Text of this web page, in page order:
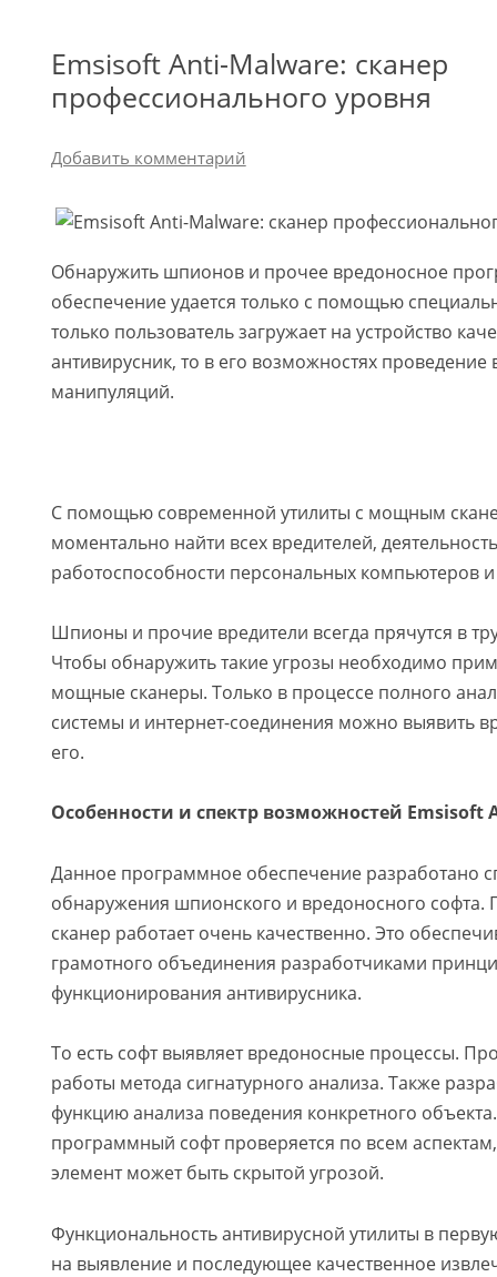
Emsisoft Anti-Malware: сканер
профессионального уровня
Добавить комментарий
Обнаружить шпионов и прочее вредоносное
обеспечение удается только с помощью
только пользователь загружает на устройство
антивирусник, то в его возможностях
манипуляций.
С помощью современной утилиты с мощным
моментально найти всех вредителей,
работоспособности персональных компьютеров и
Шпионы и прочие вредители всегда прячутся в
Чтобы обнаружить такие угрозы необходимо
мощные сканеры. Только в процессе полного
системы и интернет-соединения можно выявить
его.
Особенности и спектр возможностей Emsisoft
Данное программное обеспечение разработано
обнаружения шпионского и вредоносного
сканер работает очень качественно. Это
грамотного объединения разработчиками
функционирования антивирусника.
То есть софт выявляет вредоносные процессы.
работы метода сигнатурного анализа. Также
функцию анализа поведения конкретного
программный софт проверяется по всем
элемент может быть скрытой угрозой.
Функциональность антивирусной утилиты в
на выявление и последующее качественное